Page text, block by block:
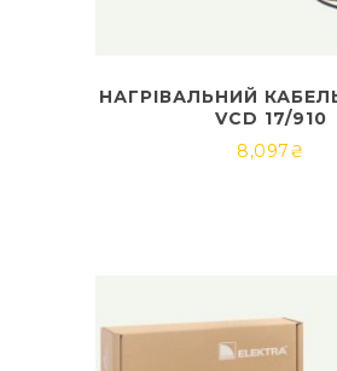
НАГРІВАЛЬНИЙ
VCD 17/910
8,097₴